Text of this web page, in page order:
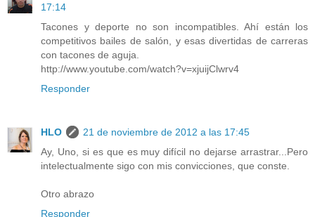
17:14
Tacones y deporte no son incompatibles. Ahí están los
competitivos bailes de salón, y esas divertidas de carreras
con tacones de aguja.
http://www.youtube.com/watch?v=xjuijClwrv4
Responder
HLO
21 de noviembre de 2012 a las 17:45
Ay, Uno, si es que es muy difícil no dejarse arrastrar...Pero
intelectualmente sigo con mis convicciones, que conste.
Otro abrazo
Responder